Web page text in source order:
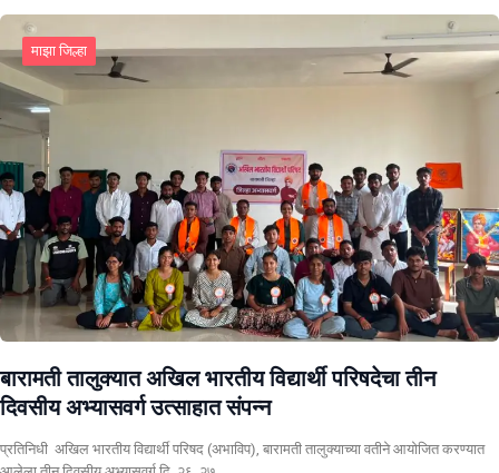
माझा जिल्हा
बारामती तालुक्यात अखिल भारतीय विद्यार्थी परिषदेचा तीन
दिवसीय अभ्यासवर्ग उत्साहात संपन्न
प्रतिनिधी अखिल भारतीय विद्यार्थी परिषद (अभाविप), बारामती तालुक्याच्या वतीने आयोजित करण्यात